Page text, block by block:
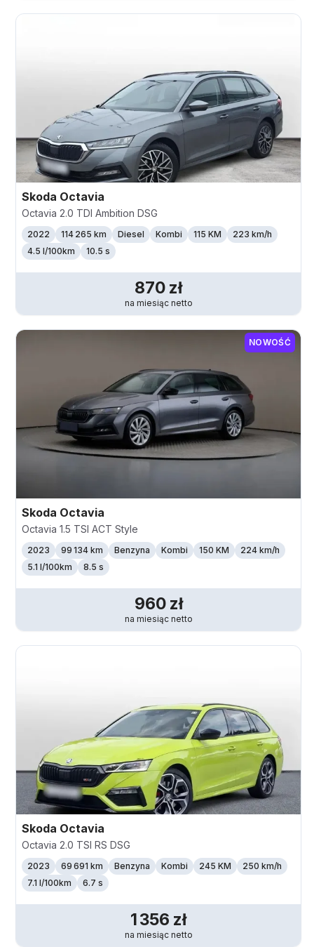
Skoda Octavia
Octavia 2.0 TDI Ambition DSG
2022 114 265 km Diesel Kombi 115 KM 223 km/h
4.5 l/100km
10.5 s
870 zł
na miesiąc netto
NOWOŚĆ
Skoda Octavia
Octavia 1.5 TSI ACT Style
2023 99 134 km Benzyna Kombi 150 KM 224 km/h
5.1 l/100km
8.5 s
960 zł
na miesiąc netto
Skoda Octavia
Octavia 2.0 TSI RS DSG
2023 69 691 km Benzyna Kombi 245 KM 250 km/h
7.1 l/100km
6.7 s
1 356 zł
na miesiąc netto